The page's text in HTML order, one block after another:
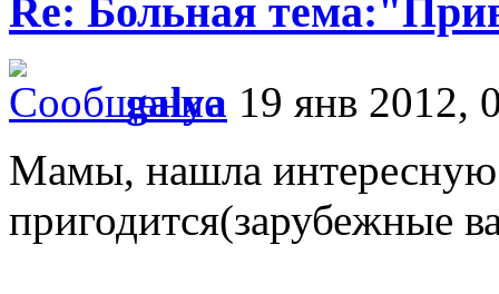
Re: Больная
galya 19 янв 2012,
Мамы, нашла
пригодится(зарубежные